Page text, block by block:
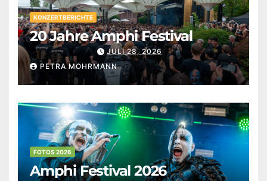
KONZERTBERICHTE
20 Jahre Amphi Festival
JULI 28, 2026
PETRA MOHRMANN
FOTOS 2026
Amphi Festival 2026